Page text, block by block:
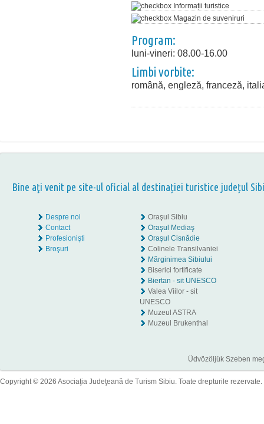
Informații turistice
Magazin de suveniruri
Program:
luni-vineri: 08.00-16.00
Limbi vorbite:
română, engleză, franceză,
Bine aţi venit pe site-ul oficial al destinației turistice județul
Despre noi
Contact
Profesionişti
Broşuri
Oraşul Sibiu
Oraşul Mediaş
Oraşul Cisnădie
Colinele Transilvaniei
Mărginimea Sibiului
Biserici fortificate
Biertan - sit UNESCO
Valea Viilor - sit
UNESCO
Muzeul ASTRA
Muzeul Brukenthal
Üdvözöljük Szeben
Copyright © 2026 Asociaţia Judeţeană de Turism Sibiu. Toate drepturile rezervate.